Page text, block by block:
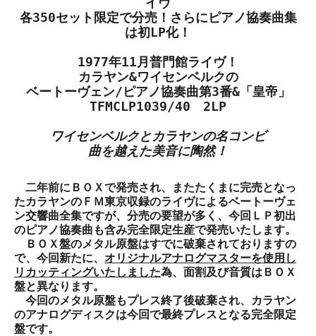
各350セット限定で分売！さらにピアノ協奏曲集
は初LP化！
1977年11月普門館ライヴ！
カラヤン&ワイセンベルクの
ベートーヴェン/ピアノ協奏曲第3番&「皇帝」
TFMCLP1039/40 2LP
ワイセンベルクとカラヤンの名コンビ
曲を越えた美音に陶然！
二年前にＢＯＸで発売され、またたくまに完売となっ
たカラヤンのＦＭ東京収録のライヴによるベートーヴェ
ン交響曲全集ですが、分売の要望が多く、今回ＬＰ初出
のピアノ協奏曲も含み完全限定生産で発売いたします。
ＢＯＸ盤のメタル原盤はすでに破棄されておりますの
で、今回新たに、 オリジナルアナログマスターを使用し
リカッティングいたしました為、面割及び音質はＢＯＸ
盤と異なります。
今回のメタル原盤もプレス終了後破棄され、カラヤン
のアナログディスクは今回で最終プレスとなる完全限定
盤です。